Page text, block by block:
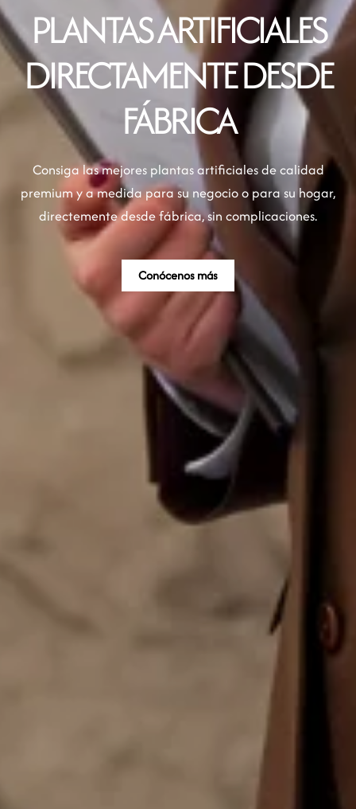
PLANTAS ARTIFICIALES
DIRECTAMENTE DESDE
FÁBRICA
Consiga las mejores plantas artificiales de calidad
premium y a medida para su negocio o para su hogar,
directemente desde fábrica, sin complicaciones.
Conócenos más